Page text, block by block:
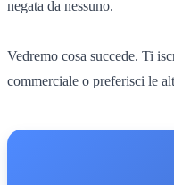
negata da nessuno.
Vedremo cosa succede. Ti
commerciale o preferisci le